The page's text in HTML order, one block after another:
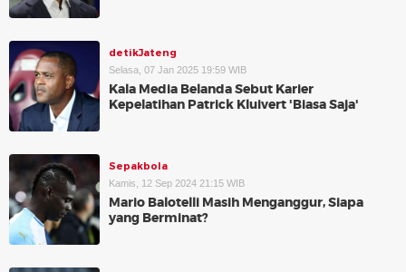
detikJateng
Selasa, 07 Jan 2025 19:59 WIB
Kala Media Belanda Sebut Karier
Kepelatihan Patrick Kluivert 'Biasa Saja'
Sepakbola
Kamis, 12 Sep 2024 21:15 WIB
Mario Balotelli Masih Menganggur, Siapa
yang Berminat?